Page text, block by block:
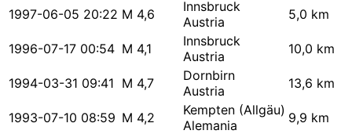
1997-06-05 20:22 M 4,6
Innsbruck
Austria
5,0 km
1996-07-17 00:54 M 4,1
Innsbruck
Austria
10,0 km
1994-03-31 09:41 M 4,7
Dornbirn
Austria
13,6 km
1993-07-10 08:59 M 4,2
Kempten (Allgäu)
Alemania
9,9 km